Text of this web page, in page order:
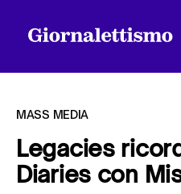
Tutti gli articoli
MASS MEDIA
Legacies
Diaries con